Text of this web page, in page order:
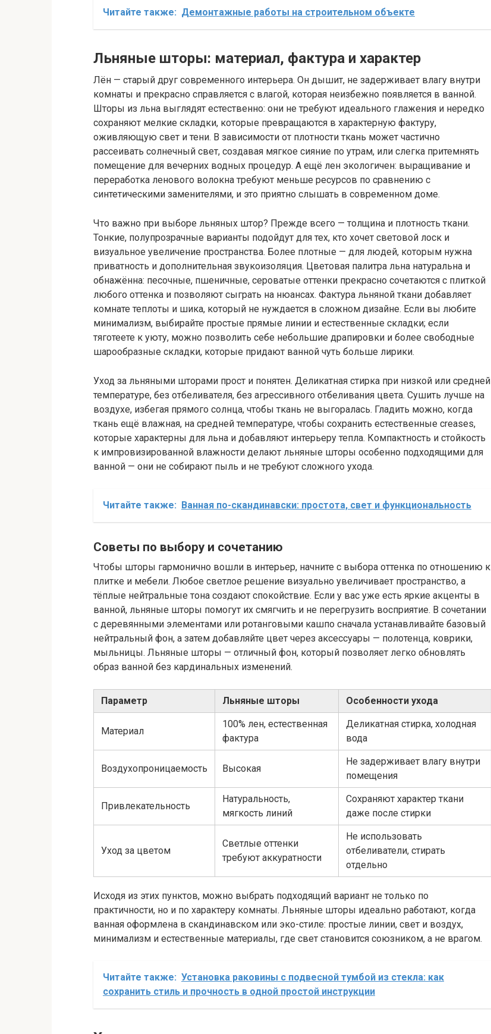
Читайте также: Демонтажные работы на строительном объекте
Льняные шторы: материал, фактура и характер
Лён — старый друг современного интерьера. Он дышит, не задерживает влагу внутри
комнаты и прекрасно справляется с влагой, которая неизбежно появляется в ванной.
Шторы из льна выглядят естественно: они не требуют идеального глажения и нередко
сохраняют мелкие складки, которые превращаются в характерную фактуру,
оживляющую свет и тени. В зависимости от плотности ткань может частично
рассеивать солнечный свет, создавая мягкое сияние по утрам, или слегка притемнять
помещение для вечерних водных процедур. А ещё лен экологичен: выращивание и
переработка ленового волокна требуют меньше ресурсов по сравнению с
синтетическими заменителями, и это приятно слышать в современном доме.
Что важно при выборе льняных штор? Прежде всего — толщина и плотность ткани.
Тонкие, полупрозрачные варианты подойдут для тех, кто хочет световой лоск и
визуальное увеличение пространства. Более плотные — для людей, которым нужна
приватность и дополнительная звукоизоляция. Цветовая палитра льна натуральна и
обнажённа: песочные, пшеничные, сероватые оттенки прекрасно сочетаются с плиткой
любого оттенка и позволяют сыграть на нюансах. Фактура льняной ткани добавляет
комнате теплоты и шика, который не нуждается в сложном дизайне. Если вы любите
минимализм, выбирайте простые прямые линии и естественные складки; если
тяготеете к уюту, можно позволить себе небольшие драпировки и более свободные
шарообразные складки, которые придают ванной чуть больше лирики.
Уход за льняными шторами прост и понятен. Деликатная стирка при низкой или средней
температуре, без отбеливателя, без агрессивного отбеливания цвета. Сушить лучше на
воздухе, избегая прямого солнца, чтобы ткань не выгоралась. Гладить можно, когда
ткань ещё влажная, на средней температуре, чтобы сохранить естественные creases,
которые характерны для льна и добавляют интерьеру тепла. Компактность и стойкость
к импровизированной влажности делают льняные шторы особенно подходящими для
ванной — они не собирают пыль и не требуют сложного ухода.
Читайте также: Ванная по-скандинавски: простота, свет и функциональность
Советы по выбору и сочетанию
Чтобы шторы гармонично вошли в интерьер, начните с выбора оттенка по отношению к
плитке и мебели. Любое светлое решение визуально увеличивает пространство, а
тёплые нейтральные тона создают спокойствие. Если у вас уже есть яркие акценты в
ванной, льняные шторы помогут их смягчить и не перегрузить восприятие. В сочетании
с деревянными элементами или ротанговыми кашпо сначала устанавливайте базовый
нейтральный фон, а затем добавляйте цвет через аксессуары — полотенца, коврики,
мыльницы. Льняные шторы — отличный фон, который позволяет легко обновлять
образ ванной без кардинальных изменений.
Параметр Льняные шторы Особенности ухода
Материал
100% лен, естественная
фактура
Деликатная стирка, холодная
вода
Воздухопроницаемость Высокая
Не задерживает влагу внутри
помещения
Привлекательность
Натуральность,
мягкость линий
Сохраняют характер ткани
даже после стирки
Уход за цветом
Светлые оттенки
требуют аккуратности
Не использовать
отбеливатели, стирать
отдельно
Исходя из этих пунктов, можно выбрать подходящий вариант не только по
практичности, но и по характеру комнаты. Льняные шторы идеально работают, когда
ванная оформлена в скандинавском или эко-стиле: простые линии, свет и воздух,
минимализм и естественные материалы, где свет становится союзником, а не врагом.
Читайте также: Установка раковины с подвесной тумбой из стекла: как
сохранить стиль и прочность в одной простой инструкции